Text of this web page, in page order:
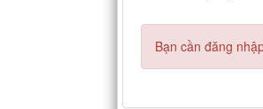
Bạn cần đăng